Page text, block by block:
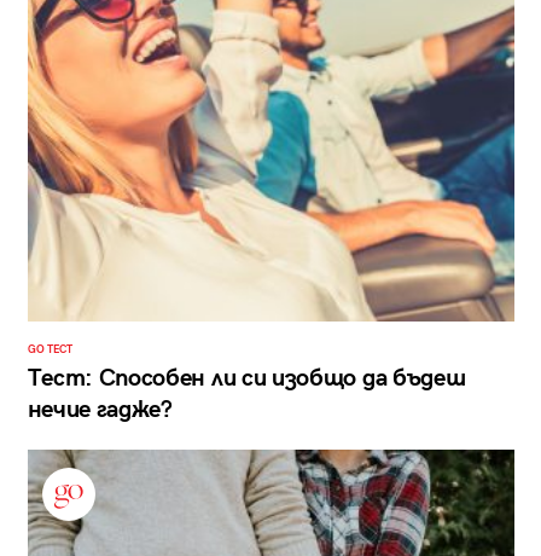
GO ТЕСТ
Тест: Способен ли си изобщо да бъдеш
нечие гадже?